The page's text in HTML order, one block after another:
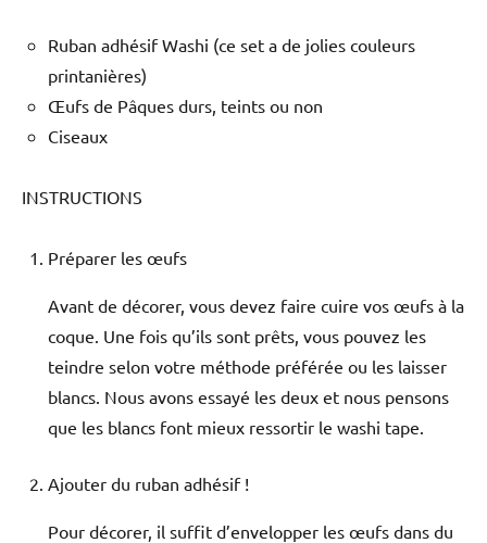
Ruban adhésif Washi (ce set a de jolies couleurs
printanières)
Œufs de Pâques durs, teints ou non
Ciseaux
INSTRUCTIONS
Préparer les œufs
Avant de décorer, vous devez faire cuire vos œufs à la
coque. Une fois qu’ils sont prêts, vous pouvez les
teindre selon votre méthode préférée ou les laisser
blancs. Nous avons essayé les deux et nous pensons
que les blancs font mieux ressortir le washi tape.
Ajouter du ruban adhésif !
Pour décorer, il suffit d’envelopper les œufs dans du